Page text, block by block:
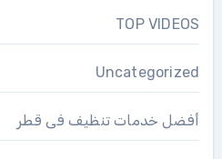
TOP VIDEOS
Uncategorized
أفضل خدمات تنظيف فى قطر